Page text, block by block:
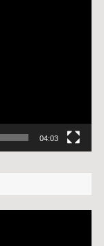
04:03